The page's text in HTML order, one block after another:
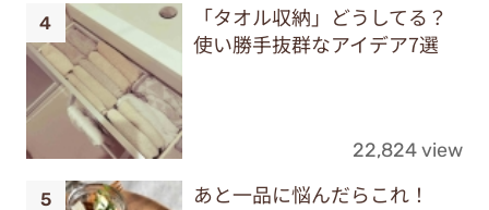
「タオル収納」どうしてる？
使い勝手抜群なアイデア7選
22,824 view
あと一品に悩んだらこれ！